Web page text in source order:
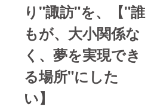
り"諏訪"を、【"誰
もが、大小関係な
く、 夢を実現でき
る場所"にした
い】